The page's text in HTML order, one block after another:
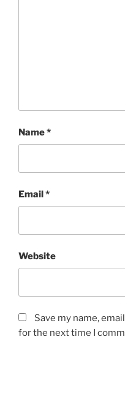
Name*
Email*
Website
Save my name,
for the next time I